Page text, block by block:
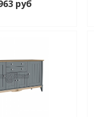
руб